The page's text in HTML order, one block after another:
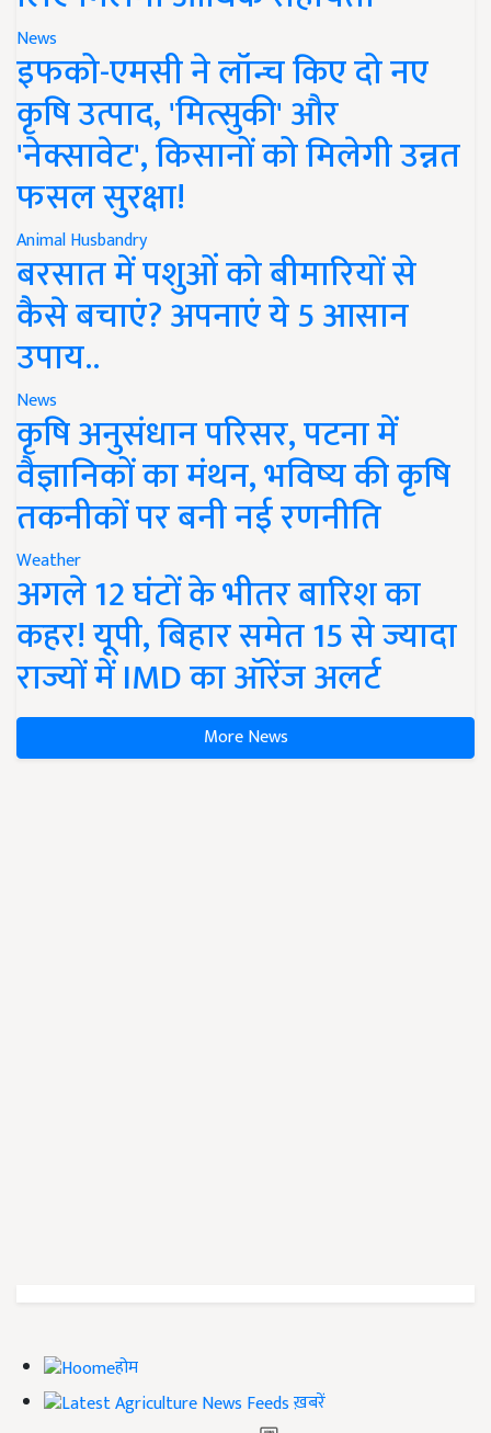
News
इफको-एमसी ने लॉन्च किए दो नए
कृषि उत्पाद, 'मित्सुकी' और
'नेक्सावेट', किसानों को मिलेगी उन्नत
फसल सुरक्षा!
Animal Husbandry
बरसात में पशुओं को बीमारियों से
कैसे बचाएं? अपनाएं ये 5 आसान
उपाय..
News
कृषि अनुसंधान परिसर, पटना में
वैज्ञानिकों का मंथन, भविष्य की कृषि
तकनीकों पर बनी नई रणनीति
Weather
अगले 12 घंटों के भीतर बारिश का
कहर! यूपी, बिहार समेत 15 से ज्यादा
राज्यों में IMD का ऑरेंज अलर्ट
More News
होम
ख़बरें